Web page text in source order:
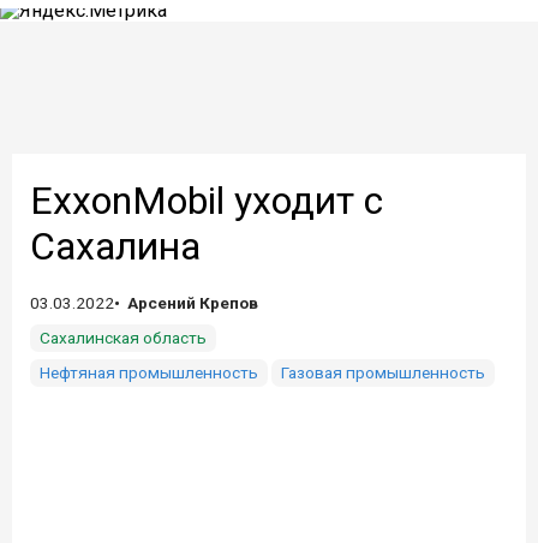
ExxonMobil уходит с
Сахалина
03.03.2022
Арсений Крепов
Сахалинская область
Нефтяная промышленность
Газовая промышленность